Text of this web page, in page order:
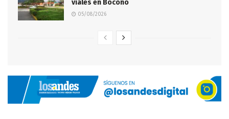
viales en Boconó
05/08/2026